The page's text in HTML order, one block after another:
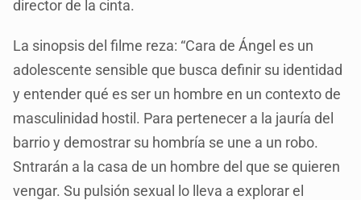
director de la cinta.
La sinopsis del filme reza: “Cara de Ángel es un
adolescente sensible que busca definir su identidad
y entender qué es ser un hombre en un contexto de
masculinidad hostil. Para pertenecer a la jauría del
barrio y demostrar su hombría se une a un robo.
Sntrarán a la casa de un hombre del que se quieren
vengar. Su pulsión sexual lo lleva a explorar el